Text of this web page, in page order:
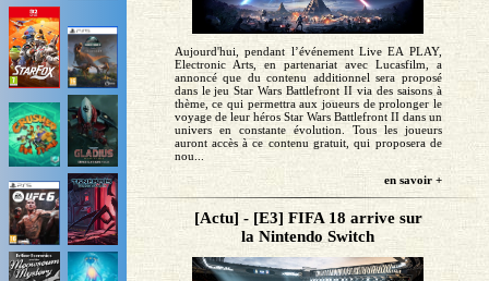
Aujourd'hui, pendant l’événement Live EA PLAY,
Electronic Arts, en partenariat avec Lucasfilm, a
annoncé que du contenu additionnel sera proposé
dans le jeu Star Wars Battlefront II via des saisons à
thème, ce qui permettra aux joueurs de prolonger le
voyage de leur héros Star Wars Battlefront II dans un
univers en constante évolution. Tous les joueurs
auront accès à ce contenu gratuit, qui proposera de
nou...
en savoir +
[Actu] - [E3] FIFA 18 arrive sur
la Nintendo Switch